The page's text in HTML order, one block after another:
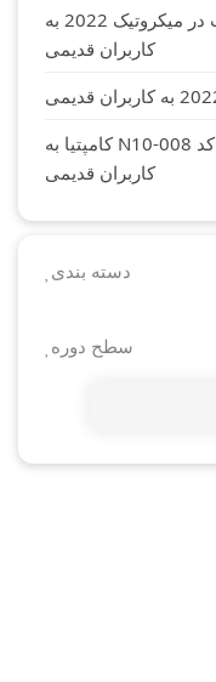
ارائه دوره اشتراک گذاری اینترنت در میکروتیک 2022 به
کاربران قدیمی
ارائه دوره جدید Network+ 2022 کد N10-008 کامپتیا به
کاربران قدیمی
دسته بندی
سطح دوره